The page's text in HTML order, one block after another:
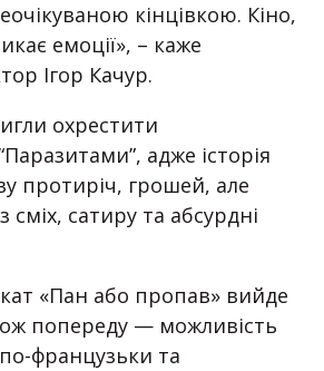
кінцівкою. Кіно,
емоції», – каже
Ігор Качур.
охрестити
адже історія
протиріч, грошей, але
сатиру та абсурдні
«Пан або пропав» вийде
попереду — можливість
французьки та